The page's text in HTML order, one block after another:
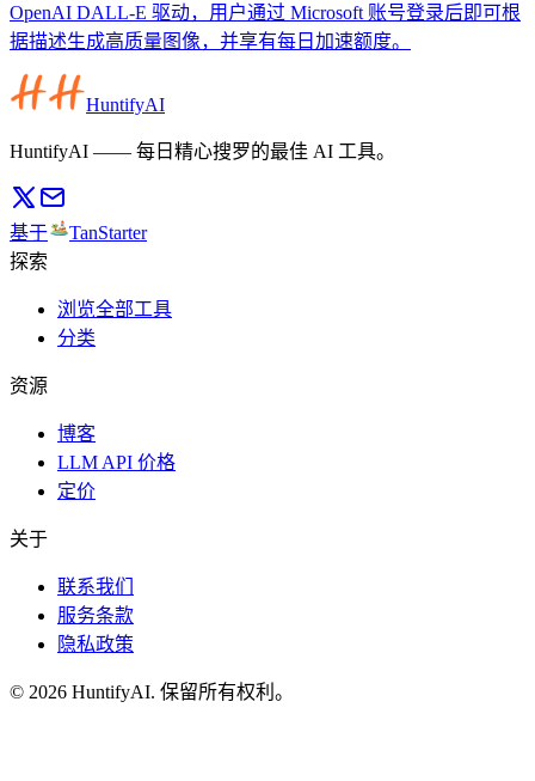
OpenAI DALL-E 驱动，用户通过 Microsoft 账号登录后即可根
据描述生成高质量图像，并享有每日加速额度。
HuntifyAI
HuntifyAI —— 每日精心搜罗的最佳 AI 工具。
基于
TanStarter
探索
浏览全部工具
分类
资源
博客
LLM API 价格
定价
关于
联系我们
服务条款
隐私政策
© 2026 HuntifyAI. 保留所有权利。